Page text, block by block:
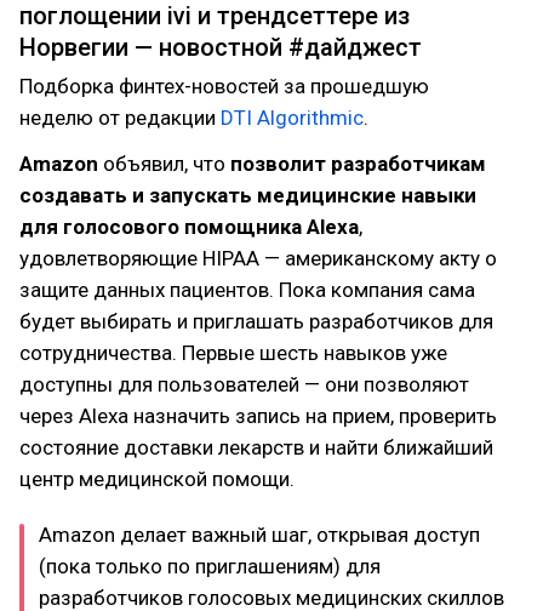
поглощении ivi и трендсеттере из
Норвегии — новостной #дайджест
Подборка финтех-новостей за прошедшую
неделю от редакции DTI Algorithmic.
Amazon объявил, что позволит разработчикам
создавать и запускать медицинские навыки
для голосового помощника Alexa,
удовлетворяющие HIPAA — американскому акту о
защите данных пациентов. Пока компания сама
будет выбирать и приглашать разработчиков для
сотрудничества. Первые шесть навыков уже
доступны для пользователей — они позволяют
через Alexa назначить запись на прием, проверить
состояние доставки лекарств и найти ближайший
центр медицинской помощи.
Amazon делает важный шаг, открывая доступ
(пока только по приглашениям) для
разработчиков голосовых медицинских скиллов